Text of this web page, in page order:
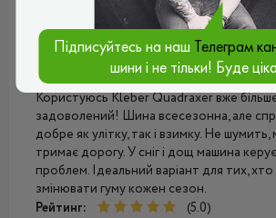
Дмитро
Користуюсь Kleber Quadraxer вже
задоволений! Шина всесезонна, але
добре як улітку, так і взимку. Не шумить,
тримає дорогу. У сніг і дощ машина
проблем. Ідеальний варіант для тих,
змінювати гуму кожен сезон.
Рейтинг:
(5.0)
Підписуйтесь на наш Телеграм
шини і не тільки! Буде